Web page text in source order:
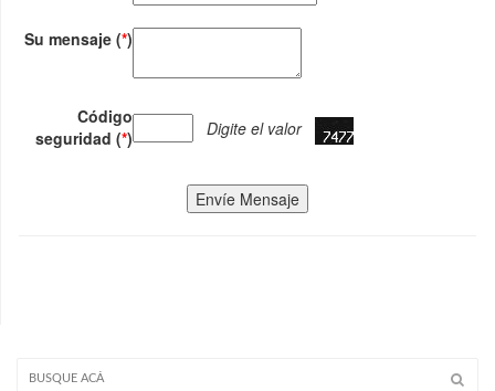
Su mensaje (*)
Código
seguridad (*) Digite el valor
Envíe Mensaje